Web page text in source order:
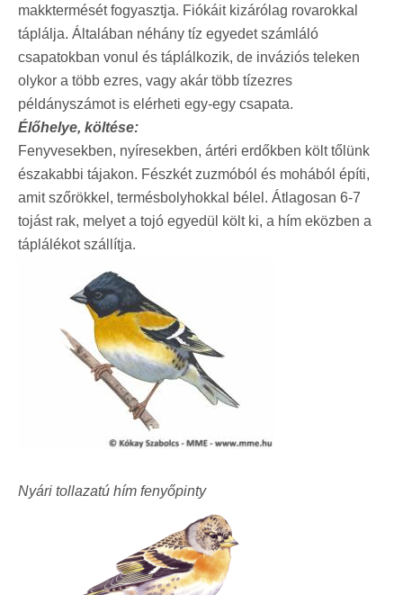
makktermését fogyasztja. Fiókáit kizárólag rovarokkal
táplálja. Általában néhány tíz egyedet számláló
csapatokban vonul és táplálkozik, de inváziós teleken
olykor a több ezres, vagy akár több tízezres
példányszámot is elérheti egy-egy csapata.
Élőhelye, költése:
Fenyvesekben, nyíresekben, ártéri erdőkben költ tőlünk
északabbi tájakon. Fészkét zuzmóból és mohából építi,
amit szőrökkel, termésbolyhokkal bélel. Átlagosan 6-7
tojást rak, melyet a tojó egyedül költ ki, a hím eközben a
táplálékot szállítja.
Nyári tollazatú hím fenyőpinty